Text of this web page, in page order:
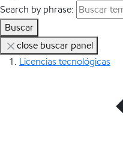
Search by phrase:
Buscar
close buscar panel
Licencias tecnológicas